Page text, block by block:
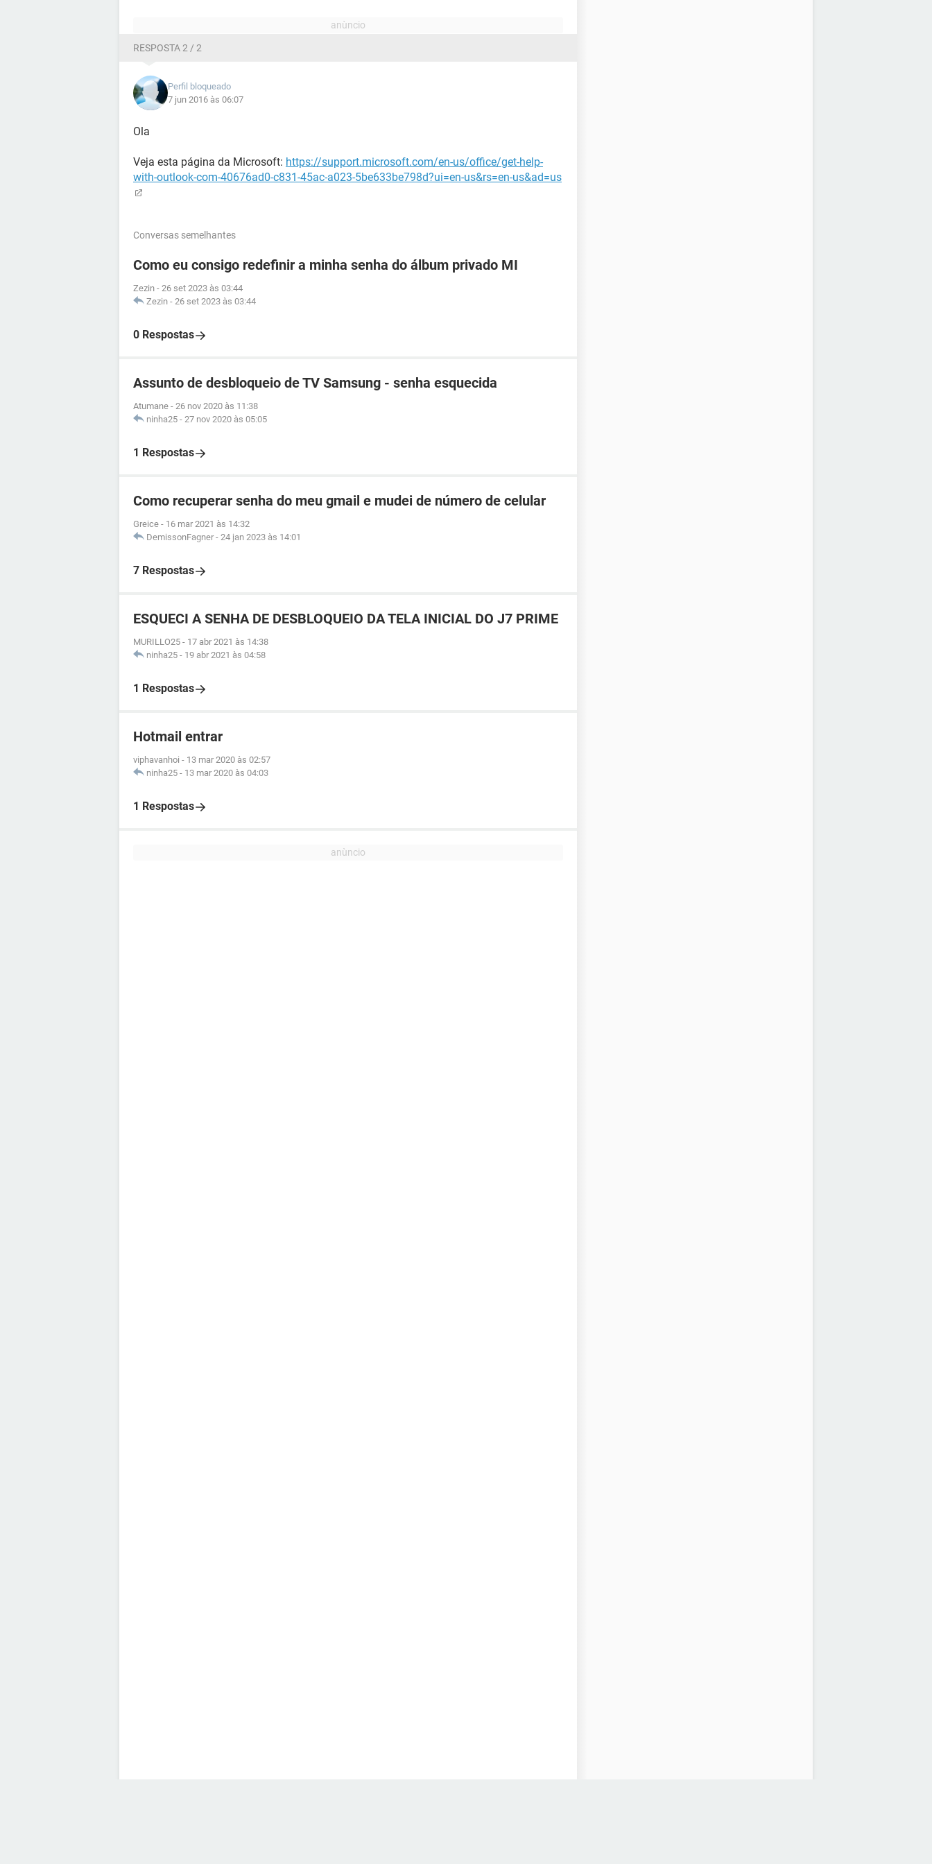
RESPOSTA 2 / 2
Perfil bloqueado
7 jun 2016 às 06:07
Ola
Veja esta página da Microsoft: https://support.microsoft.com/en-us/office/get-help-
with-outlook-com-40676ad0-c831-45ac-a023-5be633be798d?ui=en-us&rs=en-us&ad=us
Conversas semelhantes
Como eu consigo redefinir a minha senha do álbum privado MI
Zezin - 26 set 2023 às 03:44
Zezin - 26 set 2023 às 03:44
0 Respostas
Assunto de desbloqueio de TV Samsung - senha esquecida
Atumane - 26 nov 2020 às 11:38
ninha25 - 27 nov 2020 às 05:05
1 Respostas
Como recuperar senha do meu gmail e mudei de número de celular
Greice - 16 mar 2021 às 14:32
DemissonFagner - 24 jan 2023 às 14:01
7 Respostas
ESQUECI A SENHA DE DESBLOQUEIO DA TELA INICIAL DO J7 PRIME
MURILLO25 - 17 abr 2021 às 14:38
ninha25 - 19 abr 2021 às 04:58
1 Respostas
Hotmail entrar
viphavanhoi - 13 mar 2020 às 02:57
ninha25 - 13 mar 2020 às 04:03
1 Respostas